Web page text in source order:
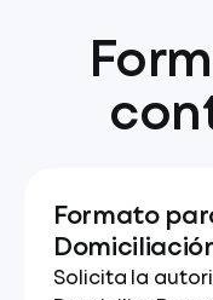
Formato
Solicita la